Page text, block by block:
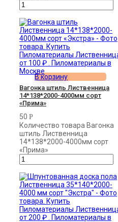
В корзину
Вагонка штиль Лиственница
14*138*2000-4000мм сорт
«Прима»
50 Р
Количество товара Вагонка
штиль Лиственница
14*138*2000-4000мм сорт
«Прима»